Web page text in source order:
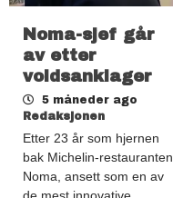
Noma-sjef går
av etter
voldsanklager
5 måneder ago
Redaksjonen
Etter 23 år som hjernen
bak Michelin-restauranten
Noma, ansett som en av